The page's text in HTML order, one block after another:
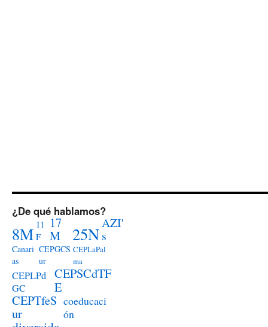
¿De qué hablamos?
8M 11
F
17
M
25N
AZI'
s
Canari
as
CEPGCS
ur
CEPLaPal
ma
CEPLPd
GC
CEPSCdTF
E
CEPTfeS
ur
coeducaci
ón